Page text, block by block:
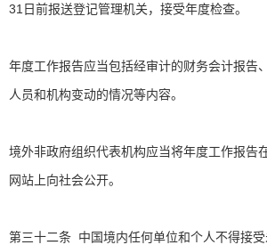
31日前报送登记管理机关，接受年度检查。
年度工作报告应当包括经审计的财务会计报告
人员和机构变动的情况等内容。
境外非政府组织代表机构应当将年度工作报告
网站上向社会公开。
第三十二条 中国境内任何单位和个人不得接